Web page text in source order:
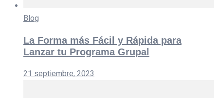
Blog
La Forma más Fácil y Rápida para
Lanzar tu Programa Grupal
21 septiembre, 2023